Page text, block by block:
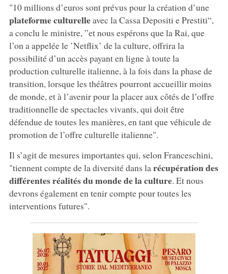
"10 millions d’euros sont prévus pour la création d’une
plateforme culturelleavec la Cassa Depositi e Prestiti“,
a conclu le ministre, ”et nous espérons que la Rai, que
l’on a appelée le ’Netflix’ de la culture, offrira la
possibilité d’un accès payant en ligne à toute la
production culturelle italienne, à la fois dans la phase de
transition, lorsque les théâtres pourront accueillir moins
de monde, et à l’avenir pour la placer aux côtés de l’offre
traditionnelle de spectacles vivants, qui doit être
défendue de toutes les manières, en tant que véhicule de
promotion de l’offre culturelle italienne".
Il s’agit de mesures importantes qui, selon Franceschini,
"tiennent compte de la diversité dans larécupération des
différentes réalités du monde de la culture. Et nous
devrons également en tenir compte pour toutes les
interventions futures".